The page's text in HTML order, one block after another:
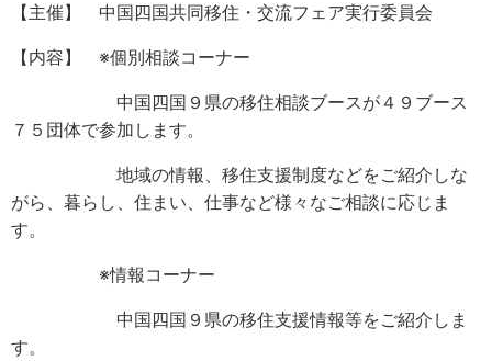
【主催】 中国四国共同移住・交流フェア実行委員会
【内容】 ※個別相談コーナー
中国四国９県の移住相談ブースが４９ブース
７５団体で参加します。
地域の情報、移住支援制度などをご紹介しな
がら、暮らし、住まい、仕事など様々なご相談に応じま
す。
※情報コーナー
中国四国９県の移住支援情報等をご紹介しま
す。